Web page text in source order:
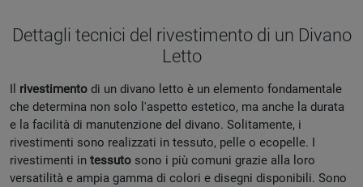
Dettagli tecnici del rivestimento di un Divano
Letto
Il rivestimento di un divano letto è un elemento fondamentale
che determina non solo l'aspetto estetico, ma anche la durata
e la facilità di manutenzione del divano. Solitamente, i
rivestimenti sono realizzati in tessuto, pelle o ecopelle. I
rivestimenti in tessuto sono i più comuni grazie alla loro
versatilità e ampia gamma di colori e disegni disponibili. Sono